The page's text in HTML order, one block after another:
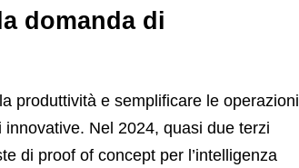
domanda di
produttività e semplificare le operazioni
Nel 2024, quasi due terzi
di proof of concept per l’intelligenza